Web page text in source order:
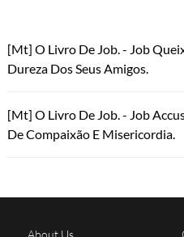
[Mt] O Livro De Job. - Job
Dureza Dos Seus Amigos.
[Mt] O Livro De Job. - Job
De Compaixão E Misericordia.
About Us